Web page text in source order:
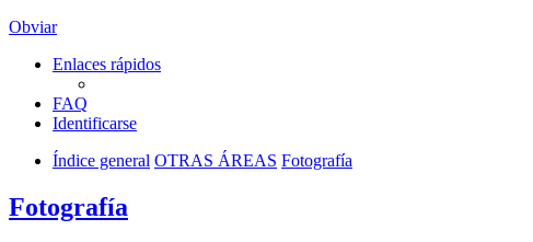
Obviar
Enlaces rápidos
FAQ
Identificarse
Índice general OTRAS ÁREAS Fotografía
Fotografía